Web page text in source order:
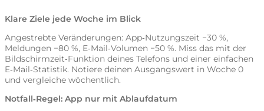
Klare Ziele jede Woche im Blick
Angestrebte Veränderungen: App‑Nutzungszeit −30 %,
Meldungen −80 %, E‑Mail‑Volumen −50 %. Miss das mit der
Bildschirmzeit‑Funktion deines Telefons und einer einfachen
E‑Mail‑Statistik. Notiere deinen Ausgangswert in Woche 0
und vergleiche wöchentlich.
Notfall‑Regel: App nur mit Ablaufdatum